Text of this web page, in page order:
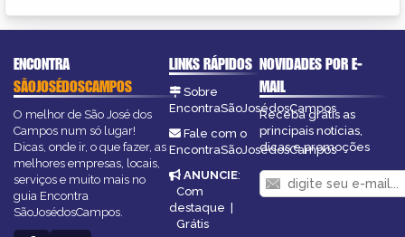
ENCONTRA
SÃOJOSÉDOSCAMPOS
O melhor de São José dos
Campos num só lugar!
Dicas, onde ir, o que fazer, as
melhores empresas, locais,
serviços e muito mais no
guia Encontra
SãoJosédosCampos.
LINKS RÁPIDOS
Sobre
EncontraSãoJosédosCampos
Fale com o
EncontraSãoJosédosCampos
ANUNCIE:
Com
destaque
Grátis
NOVIDADES POR E-
MAIL
Receba grátis as
principais notícias,
dicas e promoções